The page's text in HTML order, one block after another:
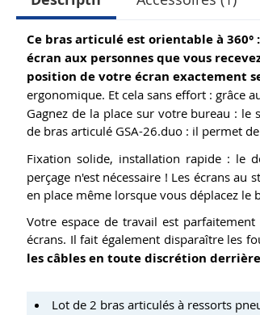
Ce bras articulé est orientable à
écran aux personnes que vous
position de votre écran exactement
ergonomique. Et cela sans effort : grâce
Gagnez de la place sur votre bureau :
de bras articulé GSA-26.duo : il permet
Fixation solide, installation rapide : le
perçage n'est nécessaire ! Les écrans
en place même lorsque vous déplacez le
Votre espace de travail est
écrans. Il fait également disparaître les
les câbles en toute discrétion
Lot de 2 bras articulés à ressorts